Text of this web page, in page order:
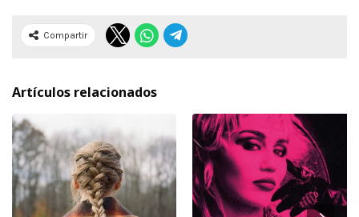
Compartir
Artículos relacionados